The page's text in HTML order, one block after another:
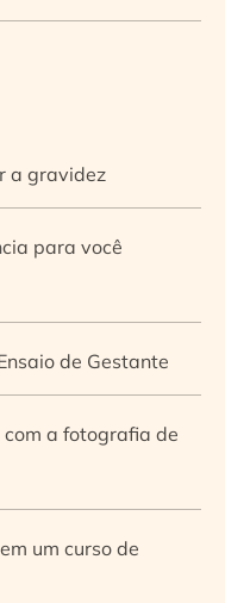
a gravidez
para você
de Gestante
a fotografia de
um curso de